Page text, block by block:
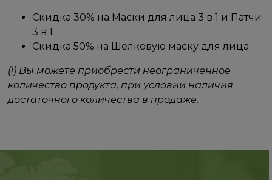
Скидка 30% на Маски для лица 3 в 1 и Патчи
3 в 1
Скидка 50% на Шелковую маску для лица.
(!) Вы можете приобрести неограниченное
количество продукта, при условии наличия
достаточного количества в продаже.